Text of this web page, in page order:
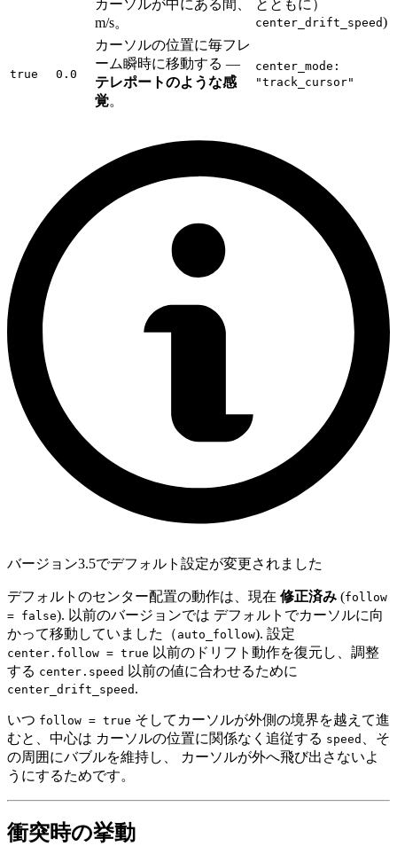
カーソルが中にある間、
m/s。
とともに）
center_drift_speed)
true 0.0
カーソルの位置に毎フレ
ーム瞬時に移動する —
テレポートのような感
覚。
center_mode:
"track_cursor"
バージョン3.5でデフォルト設定が変更されました
デフォルトのセンター配置の動作は、現在 修正済み (follow
= false). 以前のバージョンでは デフォルトでカーソルに向
かって移動していました（ auto_follow). 設定
center.follow = true 以前のドリフト動作を復元し、調整
する center.speed 以前の値に合わせるために
center_drift_speed .
いつ follow = true そしてカーソルが外側の境界を越えて進
むと、中心は カーソルの位置に関係なく追従する speed
、そ
の周囲にバブルを維持し、 カーソルが外へ飛び出さないよ
うにするためです。
衝突時の挙動